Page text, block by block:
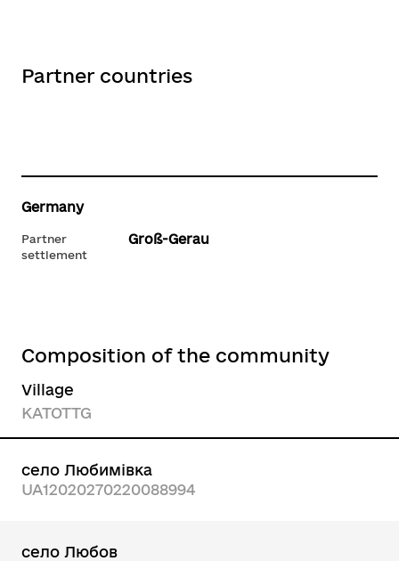
Partner countries
Germany
Partner
settlement
Groß-Gerau
Composition of the community
Village
KATOTTG
село Любимівка
UA12020270220088994
село Любов